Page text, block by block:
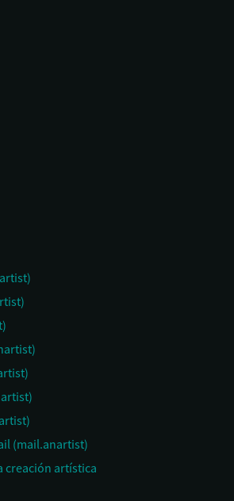
(mail.anartist)
creación artística